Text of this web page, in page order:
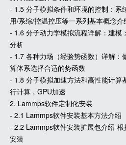
- 1.5 分子模拟条件和环境的控制：系
用/系综/控温控压等一系列基本概念介
- 1.6 分子动力学模拟流程详解：建模
分析
- 1.7 各种力场（经验势函数）详解：
算体系选择合适的势函数
- 1.8 分子模拟加速方法和高性能计算
行计算，GPU加速
2. Lammps软件定制化安装
- 2.1 Lammps软件安装基本方法介绍
- 2.2 Lammps软件安装扩展包介绍-
安装